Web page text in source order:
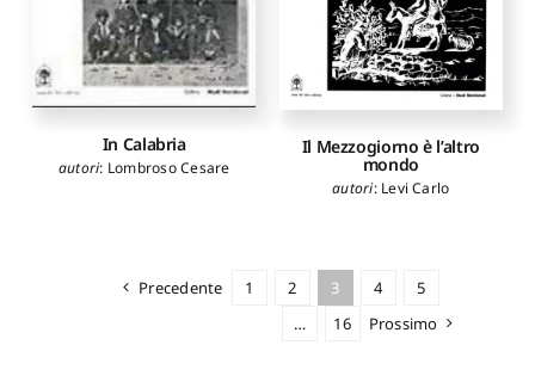
In Calabria
autori: Lombroso Cesare
Il Mezzogiorno è l’altro
mondo
autori: Levi Carlo
Precedente 1 2 3 4
5
…
16 Prossimo